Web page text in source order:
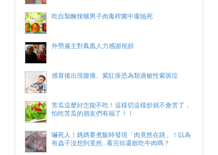
吃自製醃辣螺男子肉毒桿菌中毒險死
外勞雇主對鳳凰人力感謝視頻
感冒後出現腹痛、紫紅疹恐為類過敏性紫斑症
苦瓜這麼好怎能不吃！這樣切這樣炒就不會苦了，
怕吃苦瓜的朋友們有福了！！
嚇死人！媽媽要煮飯時發現「肉竟然在跳」！以為
有蟲子沒想到竟然...看完你還敢吃牛肉嗎？